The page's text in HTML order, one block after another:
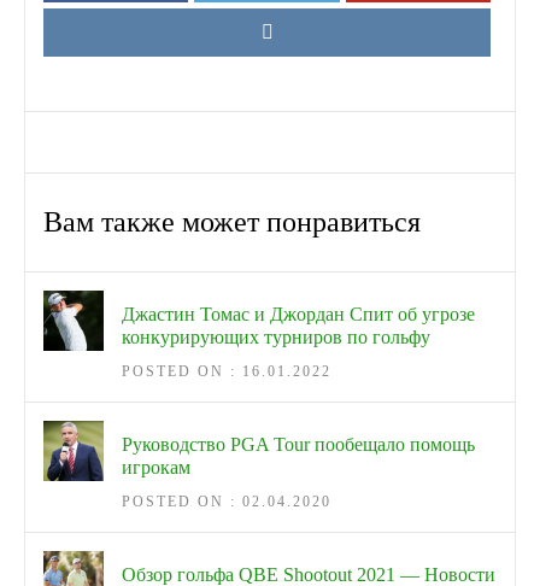
Вам также может понравиться
Джастин Томас и Джордан Спит об угрозе
конкурирующих турниров по гольфу
POSTED ON : 16.01.2022
Руководство PGA Tour пообещало помощь
игрокам
POSTED ON : 02.04.2020
Обзор гольфа QBE Shootout 2021 — Новости